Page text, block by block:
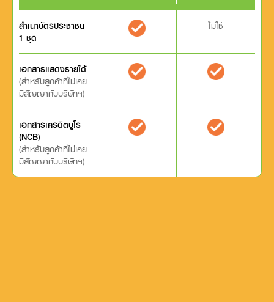
สำเนาบัตรประชาชน
1 ชุด
ไม่ใช้
เอกสารแสดงรายได้
(สำหรับลูกค้าที่ไม่เคย
มีสัญญากับบริษัทฯ)
เอกสารเครดิตบูโร
(NCB)
(สำหรับลูกค้าที่ไม่เคย
มีสัญญากับบริษัทฯ)